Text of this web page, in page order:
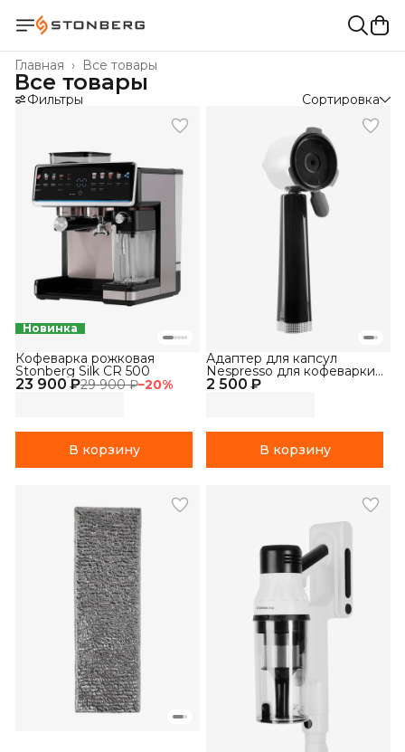
Все товары
Главная ›
Все товары
Фильтры Сортировка
Новинка
23 900 ₽29 900 ₽−20%
Кофеварка рожковая
Stonberg Silk CR 500
В корзину
2 500 ₽
Адаптер для капсул
Nespresso для кофеварки
Stonberg NeuKaffee CR
В корзину